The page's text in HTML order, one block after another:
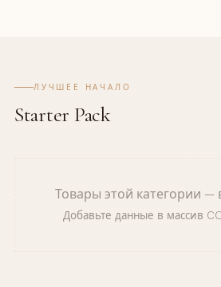
ЛУЧШЕЕ НАЧАЛО
Starter Pack
Товары этой категории —
Добавьте данные в массив